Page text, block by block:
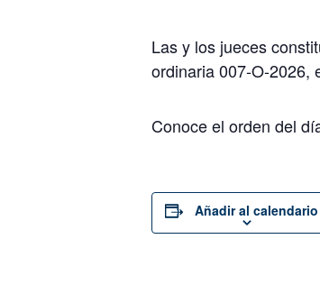
Las y los jueces
ordinaria 007-O-2026,
Conoce el orden del
Añadir al calendario